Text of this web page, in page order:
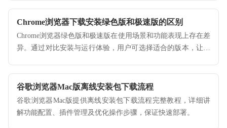
Chrome浏览器下载安装绿色版和极速版的区别
Chrome浏览器绿色版和极速版在使用场景和功能表现上存在差
异。通过对比安装与运行体验，用户可选择适合的版本，让谷
谷歌浏览器Mac版离线安装包下载流程
谷歌浏览器Mac版提供离线安装包下载流程完整教程，详细讲
解功能配置、插件管理及优化操作步骤，保证快速部署。